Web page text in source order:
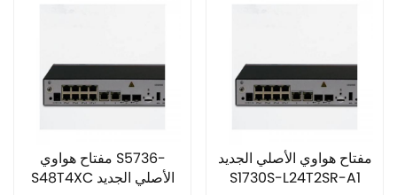
مفتاح هواوي S5736-
S48T4XC الأصلي الجديد
مفتاح هواوي الأصلي الجديد
S1730S-L24T2SR-A1